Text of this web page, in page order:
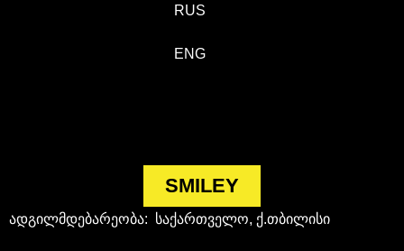
RUS
ENG
SMILEY
ადგილმდებარეობა: საქართველო, ქ.თბილისი